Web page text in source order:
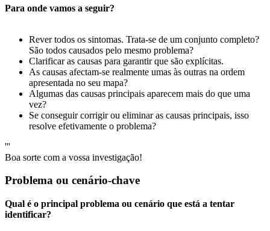
Para onde vamos a seguir?
Rever todos os sintomas. Trata-se de um conjunto completo?
São todos causados pelo mesmo problema?
Clarificar as causas para garantir que são explícitas.
As causas afectam-se realmente umas às outras na ordem
apresentada no seu mapa?
Algumas das causas principais aparecem mais do que uma
vez?
Se conseguir corrigir ou eliminar as causas principais, isso
resolve efetivamente o problema?
'''
Boa sorte com a vossa investigação!
Problema ou cenário-chave
Qual é o principal problema ou cenário que está a tentar
identificar?